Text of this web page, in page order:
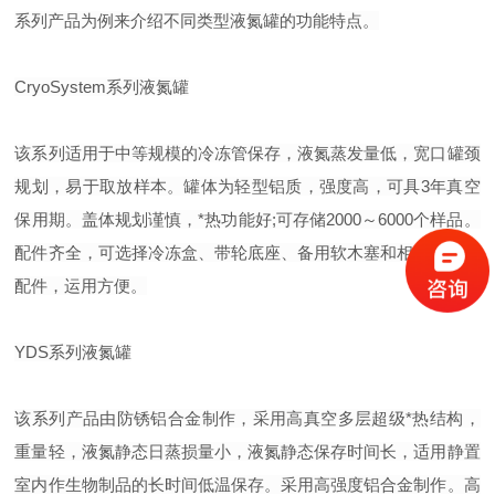
系列产品为例来介绍不同类型液氮罐的功能特点。
CryoSystem系列液氮罐
该系列适用于中等规模的冷冻管保存，液氮蒸发量低，宽口罐颈
规划，易于取放样本。罐体为轻型铝质，强度高，可具3年真空
保用期。盖体规划谨慎，*热功能好;可存储2000～6000个样品。
配件齐全，可选择冷冻盒、带轮底座、备用软木塞和相分离器等
配件，运用方便。
YDS系列液氮罐
该系列产品由防锈铝合金制作，采用高真空多层超级*热结构，
重量轻，液氮静态日蒸损量小，液氮静态保存时间长，适用静置
室内作生物制品的长时间低温保存。采用高强度铝合金制作。高